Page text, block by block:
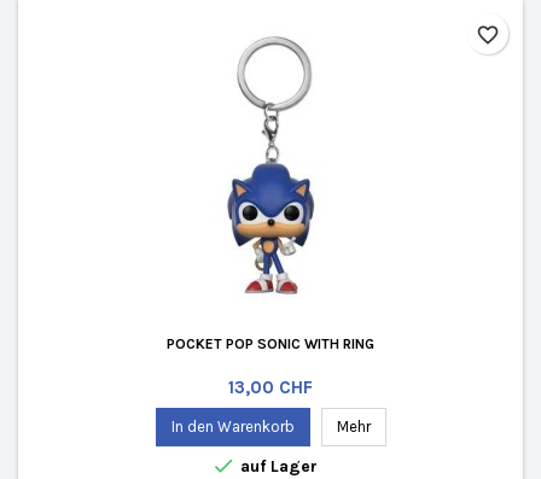
POCKET POP SONIC WITH RING
Preis
13,00 CHF
In den Warenkorb Mehr
 auf Lager
favorite_border